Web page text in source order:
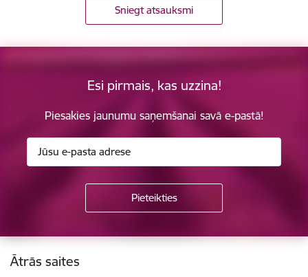
Sniegt atsauksmi
Esi pirmais, kas uzzina!
Piesakies jaunumu saņemšanai savā e-pastā!
Kājene
Ātrās saites